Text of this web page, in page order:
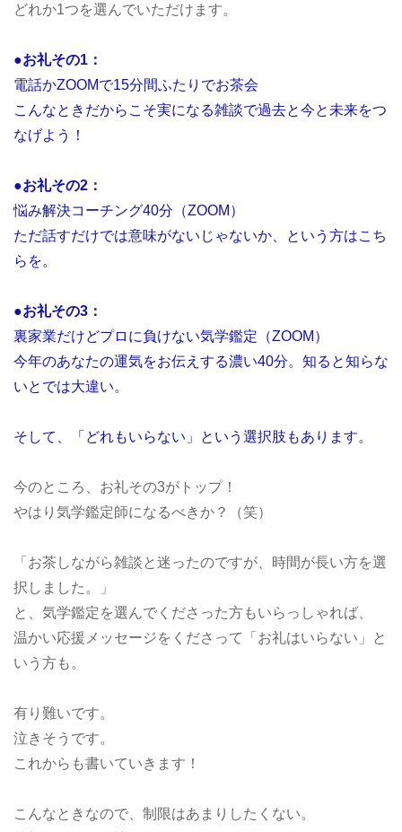
どれか1つを選んでいただけます。
●お礼その1：
電話かZOOMで15分間ふたりでお茶会
こんなときだからこそ実になる雑談で過去と今と未来をつ
なげよう！
●お礼その2：
悩み解決コーチング40分（ZOOM）
ただ話すだけでは意味がないじゃないか、という方はこち
らを。
●お礼その3：
裏家業だけどプロに負けない気学鑑定（ZOOM）
今年のあなたの運気をお伝えする濃い40分。知ると知らな
いとでは大違い。
そして、「どれもいらない」という選択肢もあります。
今のところ、お礼その3がトップ！
やはり気学鑑定師になるべきか？（笑）
「お茶しながら雑談と迷ったのですが、時間が長い方を選
択しました。」
と、気学鑑定を選んでくださった方もいらっしゃれば、
温かい応援メッセージをくださって「お礼はいらない」と
いう方も。
有り難いです。
泣きそうです。
これからも書いていきます！
こんなときなので、制限はあまりしたくない。